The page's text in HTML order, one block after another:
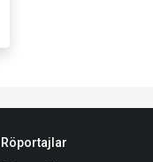
Röportajlar